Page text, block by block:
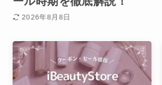
2026年8月8日